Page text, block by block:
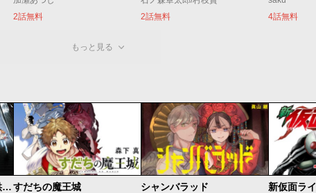
2話無料
2話無料
4話無料
もっと見る
ベオグラードメトロの子供たちすだちの魔王城 シャンバラッド